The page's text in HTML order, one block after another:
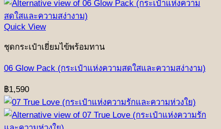
Quick View
ชุดกระเป๋าเยี่ยมไข้พร้อมทาน
06 Glow Pack (กระเป๋าแห่งความสดใสและความสง่างาม)
฿1,590